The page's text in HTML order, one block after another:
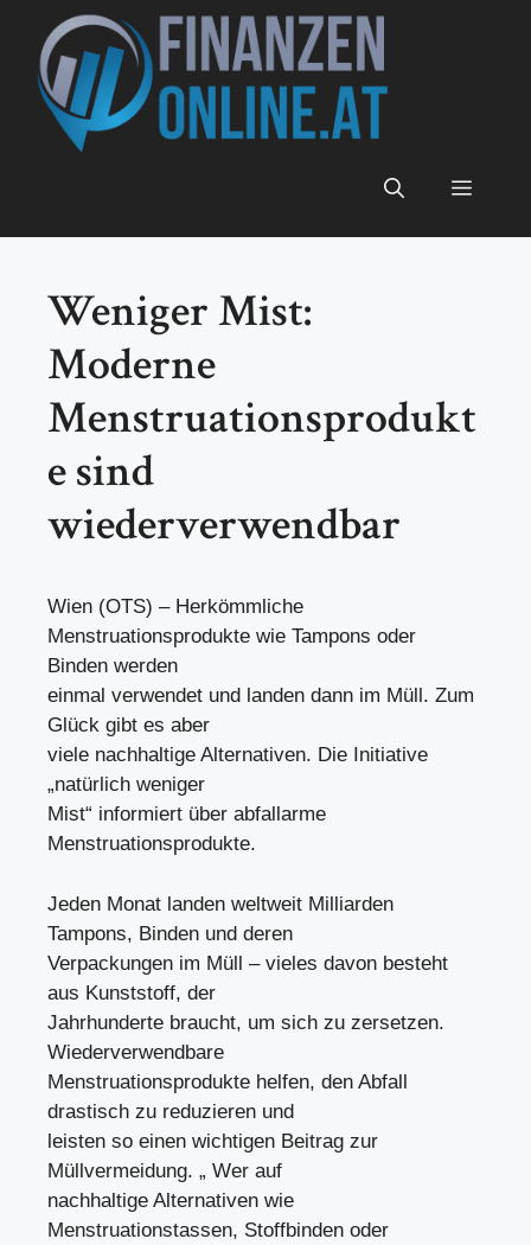
Inhalt
springen
Menü
Weniger Mist:
Moderne
Menstruationsprodukt
e sind
wiederverwendbar
Wien (OTS) – Herkömmliche
Menstruationsprodukte wie Tampons oder
Binden werden
einmal verwendet und landen dann im Müll. Zum
Glück gibt es aber
viele nachhaltige Alternativen. Die Initiative
„natürlich weniger
Mist“ informiert über abfallarme
Menstruationsprodukte.
Jeden Monat landen weltweit Milliarden
Tampons, Binden und deren
Verpackungen im Müll – vieles davon besteht
aus Kunststoff, der
Jahrhunderte braucht, um sich zu zersetzen.
Wiederverwendbare
Menstruationsprodukte helfen, den Abfall
drastisch zu reduzieren und
leisten so einen wichtigen Beitrag zur
Müllvermeidung. „ Wer auf
nachhaltige Alternativen wie
Menstruationstassen, Stoffbinden oder